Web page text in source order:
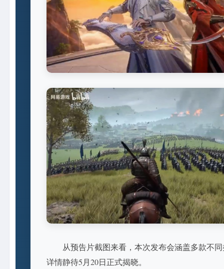
从预告片截图来看，本次发布会涵盖多款不
详情静待5月20日正式揭晓。